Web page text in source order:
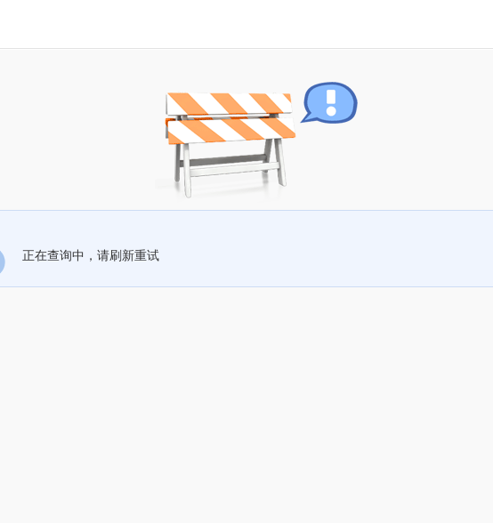
正在查询中，请刷新重试